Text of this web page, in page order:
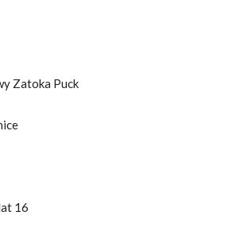
Zatoka Puck
16